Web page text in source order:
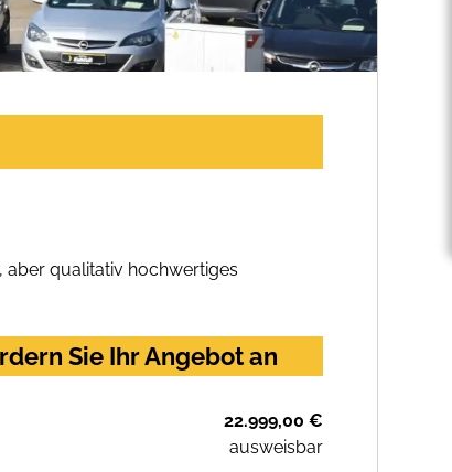
aber qualitativ hochwertiges
Sie Ihr Angebot an
22.999,00 €
ausweisbar